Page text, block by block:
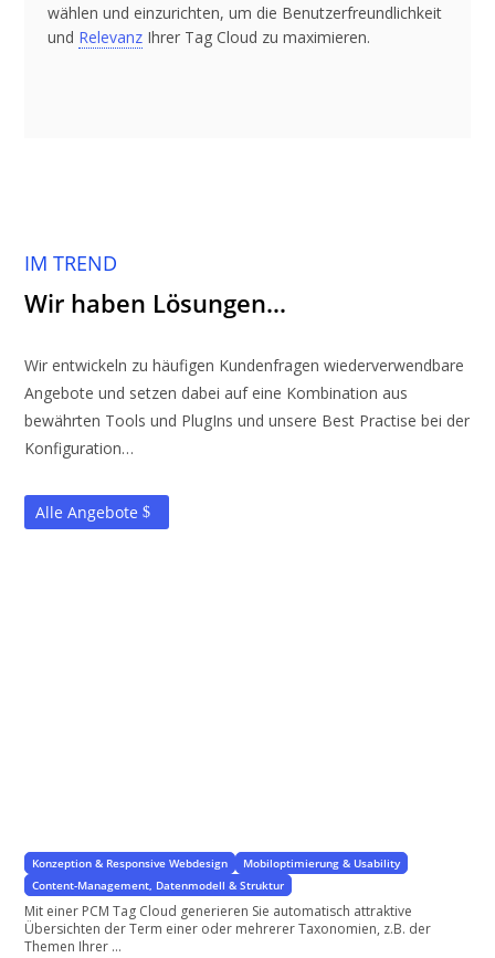
wählen und einzurichten, um die Benutzerfreundlichkeit
und RelevanzIhrer Tag Cloud zu maximieren.
IM TREND
Wir haben Lösungen…
Wir entwickeln zu häufigen Kundenfragen wiederverwendbare
Angebote und setzen dabei auf eine Kombination aus
bewährten Tools und PlugIns und unsere Best Practise bei der
Konfiguration…
Alle Angebote
Konzeption & Responsive Webdesign
Mobiloptimierung & Usability
Content-Management, Datenmodell & Struktur
Mit einer PCM Tag Cloud generieren Sie automatisch attraktive
Übersichten der Term einer oder mehrerer Taxonomien, z.B. der
Themen Ihrer ...